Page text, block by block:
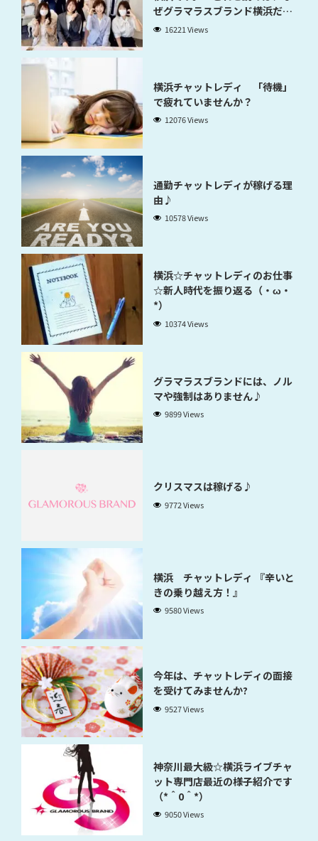
ぜグラマラスブランド横浜だと
稼げるのかが分かります」
16221 Views
横浜チャットレディ 「待機」
で疲れていませんか？
12076 Views
通勤チャットレディが稼げる理
由♪
10578 Views
横浜☆チャットレディのお仕事
☆新人時代を振り返る（・ω・
*）
10374 Views
グラマラスブランドには、ノル
マや強制はありません♪
9899 Views
クリスマスは稼げる♪
9772 Views
横浜 チャットレディ 『辛いと
きの乗り越え方！』
9580 Views
今年は、チャットレディの面接
を受けてみませんか?
9527 Views
神奈川最大級☆横浜ライブチャ
ット専門店最近の様子紹介です
（*＾0＾*）
9050 Views